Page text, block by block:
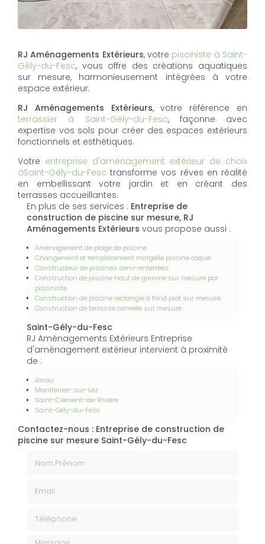
RJ Aménagements Extérieurs, votre pisciniste à Saint-
Gély-du-Fesc, vous offre des créations aquatiques
sur mesure, harmonieusement intégrées à votre
espace extérieur.
RJ Aménagements Extérieurs, votre référence en
terrassier à Saint-Gély-du-Fesc, façonne avec
expertise vos sols pour créer des espaces extérieurs
fonctionnels et esthétiques.
Votre entreprise d'aménagement extérieur de choix
àSaint-Gély-du-Fesc transforme vos rêves en réalité
en embellissant votre jardin et en créant des
terrasses accueillantes.
En plus de ses services : Entreprise de
construction de piscine sur mesure, RJ
Aménagements Extérieurs vous propose aussi :
Aménagement de plage de piscine
Changement et remplacement margelle piscine coque
Constructeur de piscines semi-enterrées
Construction de piscine haut de gamme sur mesure par
pisciniste
Construction de piscine rectangle à fond plat sur mesure
Construction de terrasse carrelée sur mesure
Saint-Gély-du-Fesc
RJ Aménagements Extérieurs Entreprise
d'aménagement extérieur intervient à proximité
de :
Jacou
Montferrier-sur-Lez
Saint-Clément-de-Rivière
Saint-Gély-du-Fesc
Contactez-nous : Entreprise de construction de
piscine sur mesure Saint-Gély-du-Fesc
Message